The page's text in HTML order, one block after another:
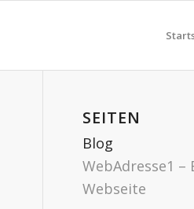
SEITEN
Blog
WebAdresse1
Webseite